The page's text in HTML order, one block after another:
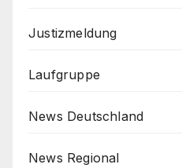
Justizmeldung
Laufgruppe
News Deutschland
News Regional